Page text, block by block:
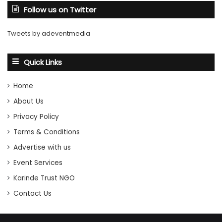
Follow us on Twitter
Tweets by adeventmedia
Quick Links
Home
About Us
Privacy Policy
Terms & Conditions
Advertise with us
Event Services
Karinde Trust NGO
Contact Us